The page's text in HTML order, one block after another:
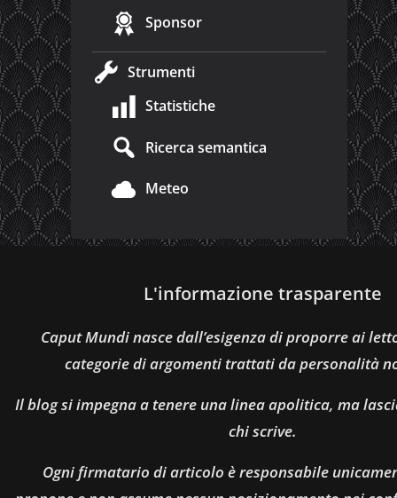
Sponsor
Strumenti
Statistiche
Ricerca semantica
Meteo
L'informazione trasparente
Caput Mundi nasce dall’esigenza di proporre ai
categorie di argomenti trattati da personalità
Il blog si impegna a tenere una linea apolitica, ma
chi scrive.
Ogni firmatario di articolo è responsabile